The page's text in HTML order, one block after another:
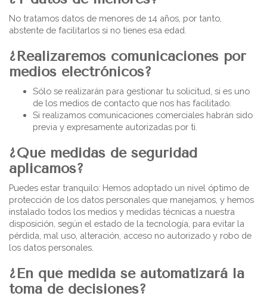
No tratamos datos de menores de 14 años, por tanto,
abstente de facilitarlos si no tienes esa edad.
¿Realizaremos comunicaciones por
medios electrónicos?
Sólo se realizarán para gestionar tu solicitud, si es uno
de los medios de contacto que nos has facilitado.
Si realizamos comunicaciones comerciales habrán sido
previa y expresamente autorizadas por ti.
¿Qué medidas de seguridad
aplicamos?
Puedes estar tranquilo: Hemos adoptado un nivel óptimo de
protección de los datos personales que manejamos, y hemos
instalado todos los medios y medidas técnicas a nuestra
disposición, según el estado de la tecnología, para evitar la
pérdida, mal uso, alteración, acceso no autorizado y robo de
los datos personales.
¿En qué medida se automatizará la
toma de decisiones?